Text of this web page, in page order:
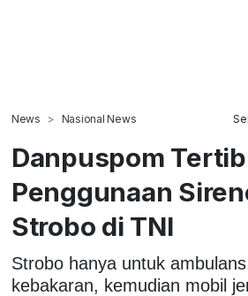
News Nasional News
Danpuspom
Penggunaan
Strobo di TNI
Strobo hanya untuk
kebakaran, kemudian mobil